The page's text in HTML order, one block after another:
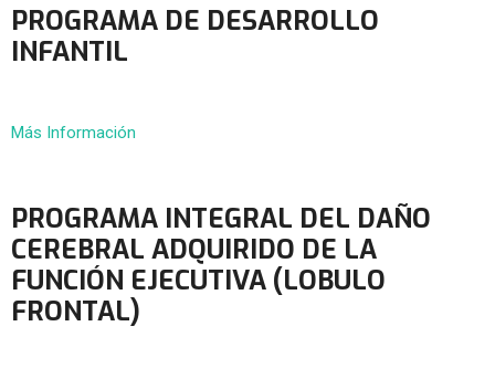
PROGRAMA DE DESARROLLO
INFANTIL
Más Información
PROGRAMA INTEGRAL DEL DAÑO
CEREBRAL ADQUIRIDO DE LA
FUNCIÓN EJECUTIVA (LOBULO
FRONTAL)